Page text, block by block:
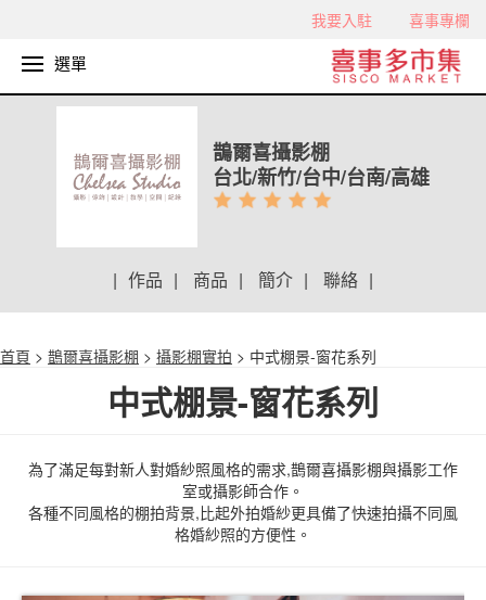
我要入駐 喜事專欄
選單
鵲爾喜攝影棚
台北/新竹/台中/台南/高雄
| 作品 | 商品 | 簡介 | 聯絡 |
首頁 > 鵲爾喜攝影棚 > 攝影棚實拍 > 中式棚景-窗花系列
中式棚景-窗花系列
為了滿足每對新人對婚紗照風格的需求,鵲爾喜攝影棚與攝影工作
室或攝影師合作。
各種不同風格的棚拍背景,比起外拍婚紗更具備了快速拍攝不同風
格婚紗照的方便性。